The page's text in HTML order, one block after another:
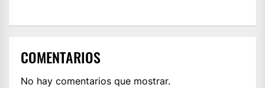
COMENTARIOS
No hay comentarios que mostrar.